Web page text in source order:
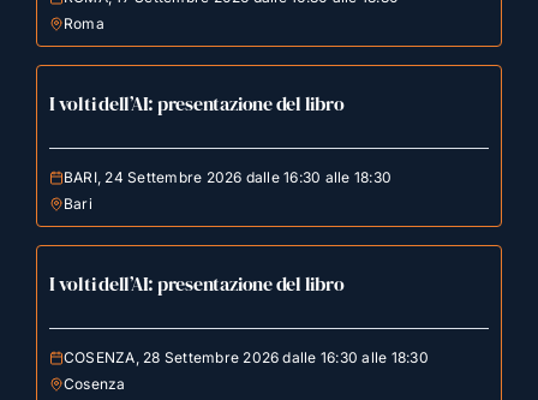
Roma
I volti dell’AI: presentazione del libro
BARI, 24 Settembre 2026 dalle 16:30 alle 18:30
Bari
I volti dell’AI: presentazione del libro
COSENZA, 28 Settembre 2026 dalle 16:30 alle 18:30
Cosenza